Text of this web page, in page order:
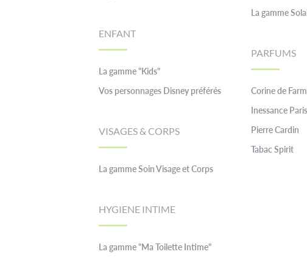
ENFANT
La gamme "Kids"
Vos personnages Disney préférés
VISAGES & CORPS
La gamme Soin Visage et Corps
HYGIENE INTIME
La gamme "Ma Toilette Intime"
La gamme
PARFUMS
Corine de
Inessance Paris
Pierre Cardin
Tabac Spirit